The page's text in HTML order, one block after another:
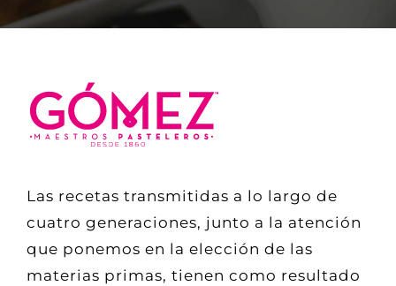
Las recetas transmitidas a lo largo de
cuatro generaciones, junto a la atención
que ponemos en la elección de las
materias primas, tienen como resultado